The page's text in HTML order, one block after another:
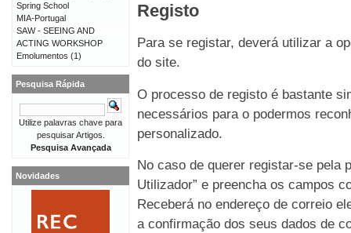
Registo
Para se registar, deverá utilizar a
do site.
O processo de registo é bastante
necessários para o podermos
personalizado.
No caso de querer registar-se pela
Utilizador” e preencha os campos
Receberá no endereço de correio
a confirmação dos seus dados de
Spring School
MIA-Portugal
SAW - SEEING AND
ACTING WORKSHOP
Emolumentos (1)
Pesquisa Rápida
Utilize palavras chave para
pesquisar Artigos.
Pesquisa Avançada
Novidades